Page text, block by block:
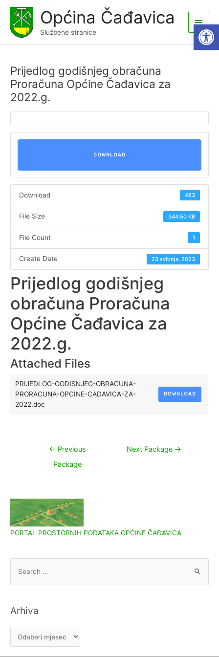
content
Općina Čađavica
Službene stranice
Main
Menu
Prijedlog godišnjeg obračuna
Proračuna Općine Čađavica za
2022.g.
DOWNLOAD
Download 483
File Size 344.50 KB
File Count 1
Create Date 23 svibnja, 2023
Prijedlog godišnjeg
obračuna Proračuna
Općine Čađavica za
2022.g.
Attached Files
PRIJEDLOG-GODISNJEG-OBRACUNA-
PRORACUNA-OPCINE-CADAVICA-ZA-
2022.doc
DOWNLOAD
Navigacija
← Previous
Package
Next Package →
PORTAL PROSTORNIH PODATAKA OPĆINE ČAĐAVICA
Arhiva
r